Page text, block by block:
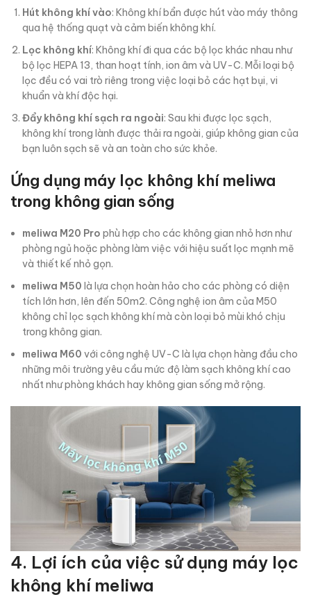
Hút không khí vào: Không khí bẩn được hút vào máy thông
qua hệ thống quạt và cảm biến không khí.
Lọc không khí: Không khí đi qua các bộ lọc khác nhau như
bộ lọc HEPA 13, than hoạt tính, ion âm và UV-C. Mỗi loại bộ
lọc đều có vai trò riêng trong việc loại bỏ các hạt bụi, vi
khuẩn và khí độc hại.
Đẩy không khí sạch ra ngoài: Sau khi được lọc sạch,
không khí trong lành được thải ra ngoài, giúp không gian của
bạn luôn sạch sẽ và an toàn cho sức khỏe.
Ứng dụng máy lọc không khí meliwa
trong không gian sống
meliwa M20 Pro phù hợp cho các không gian nhỏ hơn như
phòng ngủ hoặc phòng làm việc với hiệu suất lọc mạnh mẽ
và thiết kế nhỏ gọn.
meliwa M50 là lựa chọn hoàn hảo cho các phòng có diện
tích lớn hơn, lên đến 50m2. Công nghệ ion âm của M50
không chỉ lọc sạch không khí mà còn loại bỏ mùi khó chịu
trong không gian.
meliwa M60 với công nghệ UV-C là lựa chọn hàng đầu cho
những môi trường yêu cầu mức độ làm sạch không khí cao
nhất như phòng khách hay không gian sống mở rộng.
4. Lợi ích của việc sử dụng máy lọc
không khí meliwa